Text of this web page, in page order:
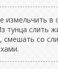
измельчить в
тунца слить
смешать со